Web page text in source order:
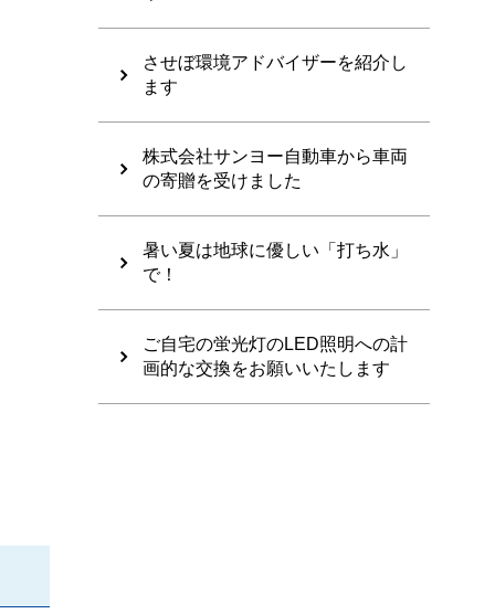
させぼ環境アドバイザーを紹介し
ます
株式会社サンヨー自動車から車両
の寄贈を受けました
暑い夏は地球に優しい「打ち水」
で！
ご自宅の蛍光灯のLED照明への計
画的な交換をお願いいたします